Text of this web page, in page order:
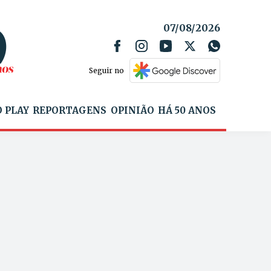
07/08/2026
Seguir no
PLAY REPORTAGENS OPINIÃO HÁ 50 ANOS